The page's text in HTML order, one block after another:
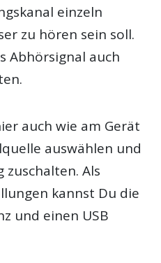
einzeln
zu hören sein soll.
Abhörsignal auch
auch wie am Gerät
auswählen und
Als
kannst Du die
und einen USB